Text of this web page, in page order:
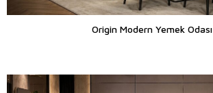
Origin Modern Yemek Odası